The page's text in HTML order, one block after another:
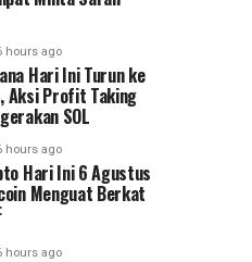
hours ago
Hari Ini Turun ke
Aksi Profit Taking
SOL
hours ago
Hari Ini 6 Agustus
Menguat Berkat
hours ago